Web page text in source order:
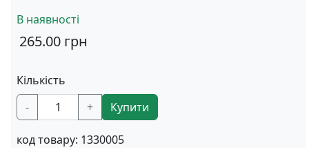
В наявності
265.00 грн
Кількість
-
+ Купити
код товару: 1330005